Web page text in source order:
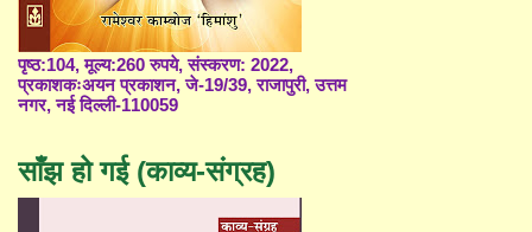
पृष्ठ:104, मूल्य:260 रुपये, संस्करण: 2022,
प्रकाशकःअयन प्रकाशन, जे-19/39, राजापुरी, उत्तम
नगर, नई दिल्ली-110059
साँझ हो गई (काव्य-संग्रह)